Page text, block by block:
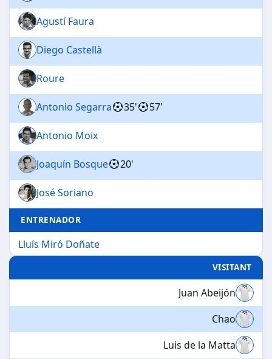
Agustí Faura
Diego Castellà
Roure
Antonio Segarra 35' 57'
Antonio Moix
Joaquín Bosque 20'
José Soriano
ENTRENADOR
Lluís Miró Doñate
VISITANT
Juan Abeijón
Chao
Luis de la Matta